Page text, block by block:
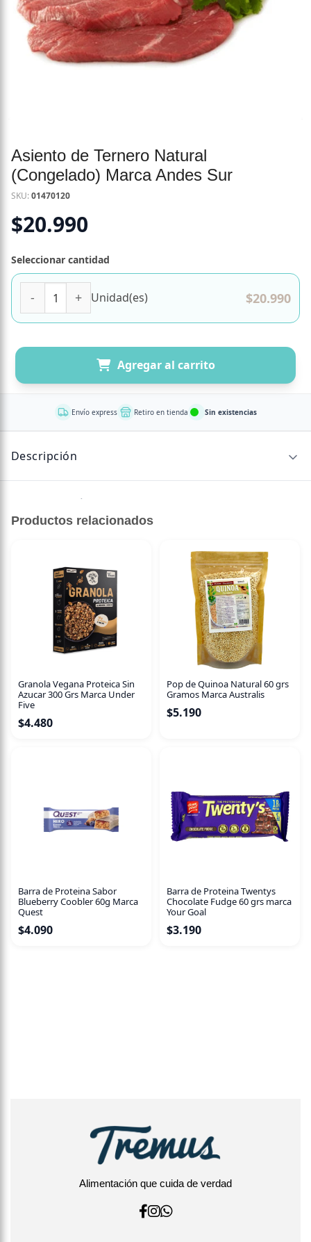
Asiento de Ternero Natural
(Congelado) Marca Andes Sur
SKU:01470120
$20.990
Seleccionar cantidad
Unidad(es) $20.990
Agregar al carrito
Envío express Retiro en tienda Sin existencias
Descripción
Sin descripción disponible.
Productos relacionados
Granola Vegana Proteica Sin
Azucar 300 Grs Marca Under
Five
$4.480
Pop de Quinoa Natural 60 grs
Gramos Marca Australis
$5.190
Barra de Proteina Sabor
Blueberry Coobler 60g Marca
Quest
$4.090
Barra de Proteina Twentys
Chocolate Fudge 60 grs marca
Your Goal
$3.190
Alimentación que cuida de verdad